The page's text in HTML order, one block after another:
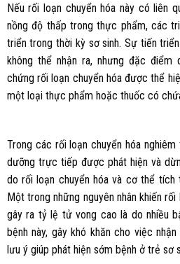
Nếu rối loạn chuyển hóa này có liên
nồng độ thấp trong thực phẩm, các
triển trong thời kỳ sơ sinh. Sự tiến
không thể nhận ra, nhưng đặc điểm
chứng rối loạn chuyển hóa được thể
một loại thực phẩm hoặc thuốc có
Trong các rối loạn chuyển hóa
dưỡng trực tiếp được phát hiện và
do rối loạn chuyển hóa và cơ thể
Một trong những nguyên nhân khiến
gây ra tỷ lệ tử vong cao là do nhiều
bệnh này, gây khó khăn cho việc
lưu ý giúp phát hiện sớm bệnh ở trẻ sơ